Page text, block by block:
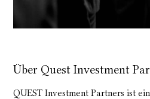
Über Quest Investment
QUEST Investment Partners ist